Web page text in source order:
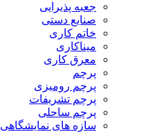
جعبه پذیرایی
صنایع دستی
خاتم کاری
میناکاری
معرق کاری
پرچم
پرچم رومیزی
پرچم تشریفات
پرچم ساحلی
سازه های نمایشگاهی